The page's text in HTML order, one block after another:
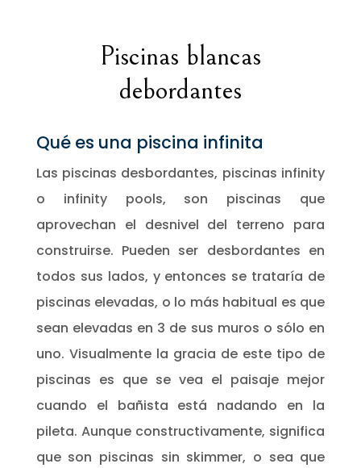
Piscinas blancas
debordantes
Qué es una piscina infinita
Las piscinas desbordantes, piscinas infinity
o infinity pools, son piscinas que
aprovechan el desnivel del terreno para
construirse. Pueden ser desbordantes en
todos sus lados, y entonces se trataría de
piscinas elevadas, o lo más habitual es que
sean elevadas en 3 de sus muros o sólo en
uno. Visualmente la gracia de este tipo de
piscinas es que se vea el paisaje mejor
cuando el bañista está nadando en la
pileta. Aunque constructivamente, significa
que son piscinas sin skimmer, o sea que